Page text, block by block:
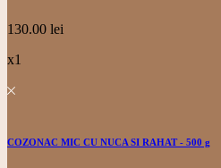
130.00 lei
x1
COZONAC MIC CU NUCA SI RAHAT - 500 g